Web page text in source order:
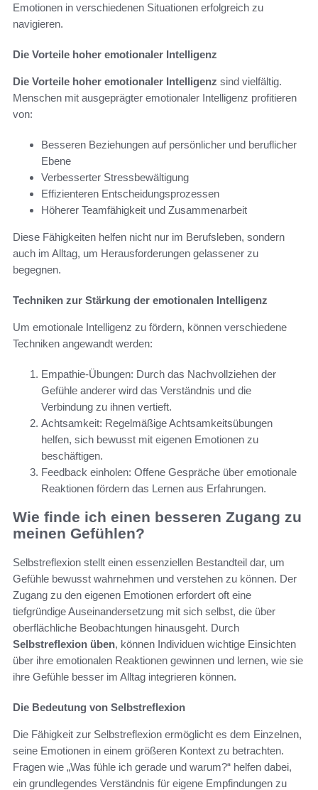
Emotionen in verschiedenen Situationen erfolgreich zu
navigieren.
Die Vorteile hoher emotionaler Intelligenz
Die Vorteile hoher emotionaler Intelligenz sind vielfältig.
Menschen mit ausgeprägter emotionaler Intelligenz profitieren
von:
Besseren Beziehungen auf persönlicher und beruflicher
Ebene
Verbesserter Stressbewältigung
Effizienteren Entscheidungsprozessen
Höherer Teamfähigkeit und Zusammenarbeit
Diese Fähigkeiten helfen nicht nur im Berufsleben, sondern
auch im Alltag, um Herausforderungen gelassener zu
begegnen.
Techniken zur Stärkung der emotionalen Intelligenz
Um emotionale Intelligenz zu fördern, können verschiedene
Techniken angewandt werden:
Empathie-Übungen: Durch das Nachvollziehen der
Gefühle anderer wird das Verständnis und die
Verbindung zu ihnen vertieft.
Achtsamkeit: Regelmäßige Achtsamkeitsübungen
helfen, sich bewusst mit eigenen Emotionen zu
beschäftigen.
Feedback einholen: Offene Gespräche über emotionale
Reaktionen fördern das Lernen aus Erfahrungen.
Wie finde ich einen besseren Zugang zu
meinen Gefühlen?
Selbstreflexion stellt einen essenziellen Bestandteil dar, um
Gefühle bewusst wahrnehmen und verstehen zu können. Der
Zugang zu den eigenen Emotionen erfordert oft eine
tiefgründige Auseinandersetzung mit sich selbst, die über
oberflächliche Beobachtungen hinausgeht. Durch
Selbstreflexion üben, können Individuen wichtige Einsichten
über ihre emotionalen Reaktionen gewinnen und lernen, wie sie
ihre Gefühle besser im Alltag integrieren können.
Die Bedeutung von Selbstreflexion
Die Fähigkeit zur Selbstreflexion ermöglicht es dem Einzelnen,
seine Emotionen in einem größeren Kontext zu betrachten.
Fragen wie „Was fühle ich gerade und warum?“ helfen dabei,
ein grundlegendes Verständnis für eigene Empfindungen zu